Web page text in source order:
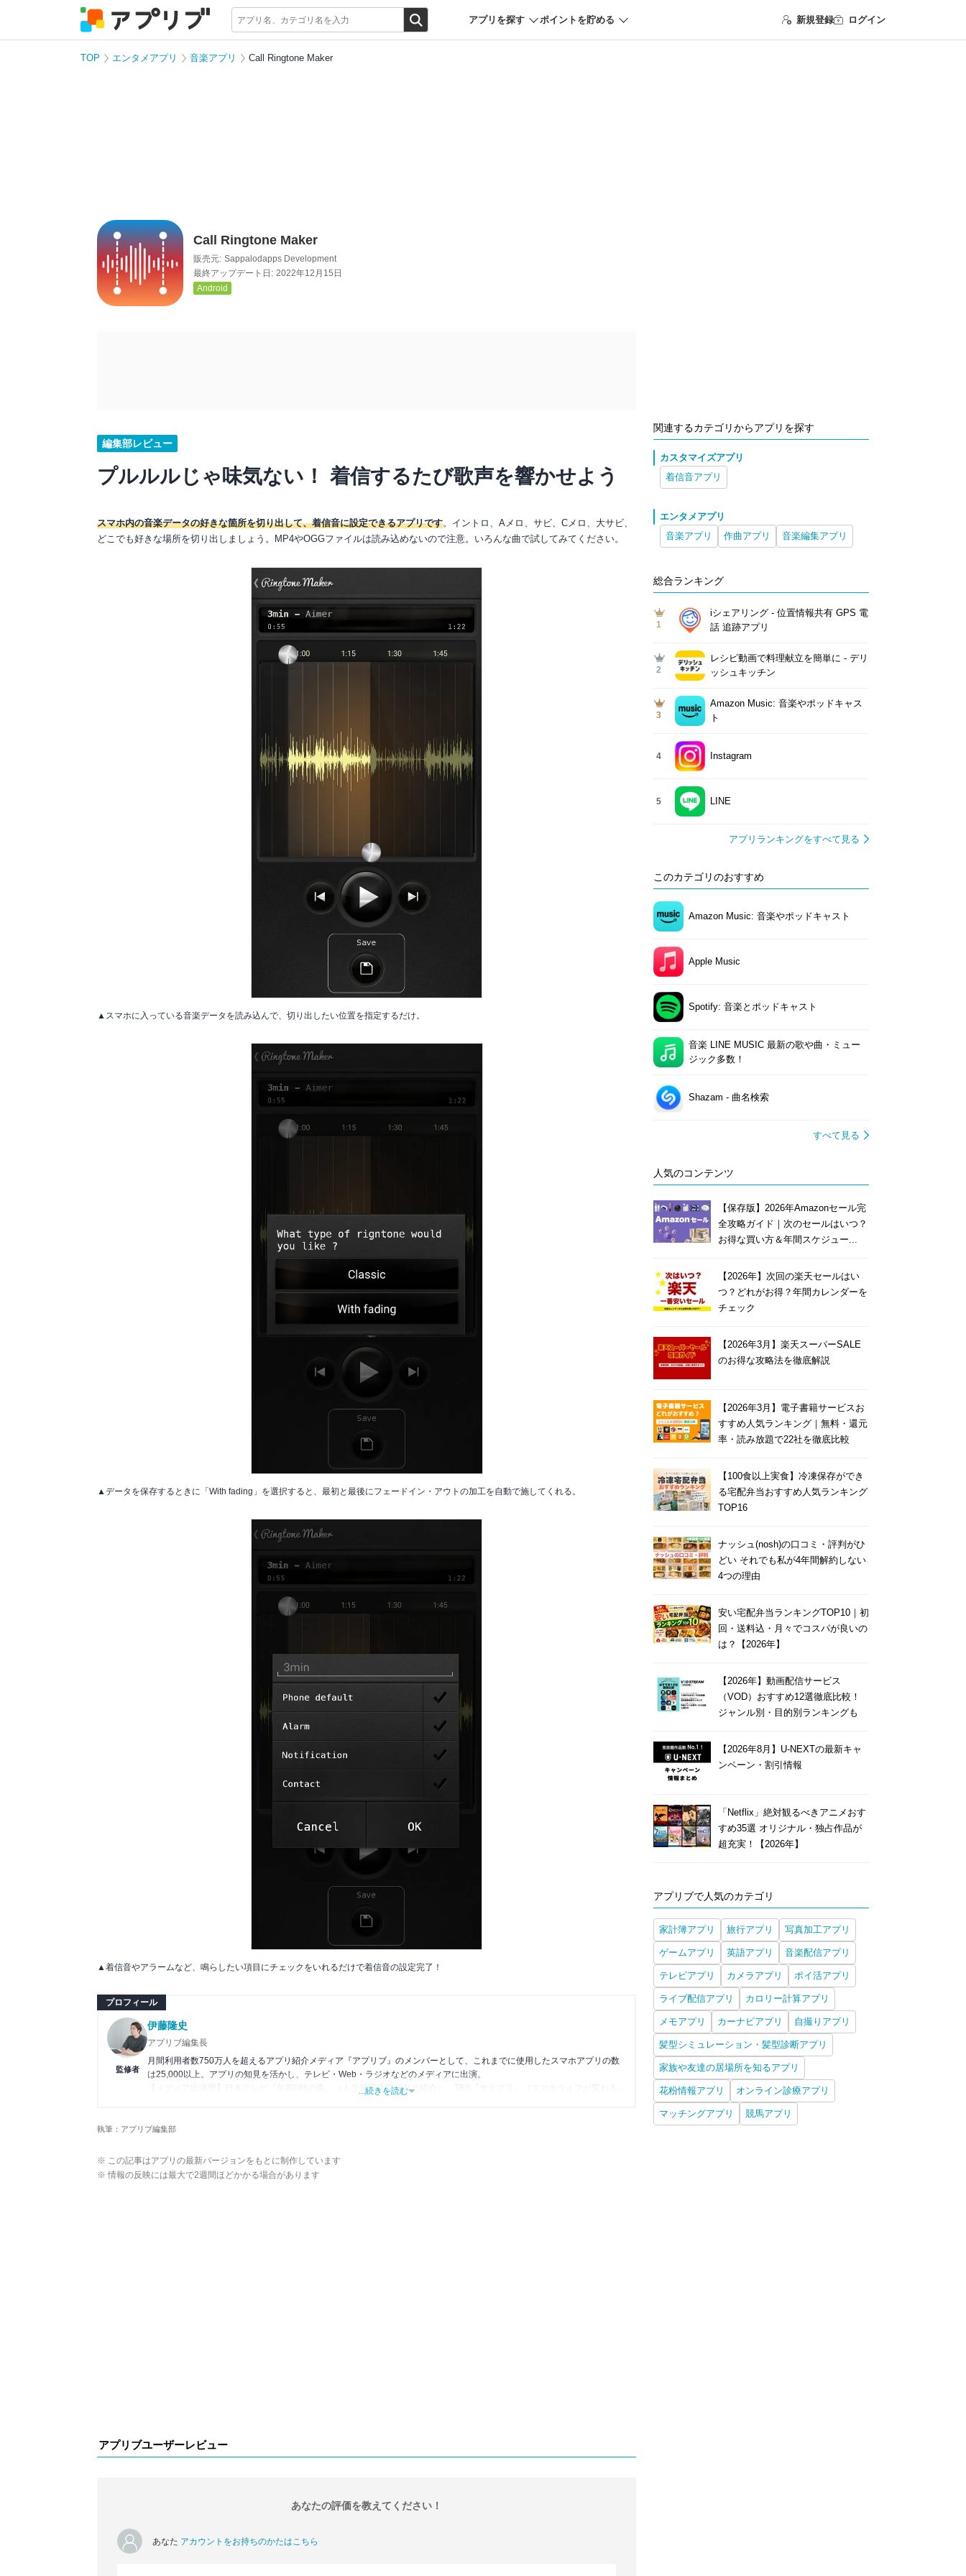
アプリを探す ポイントを貯める 新規登録 ログイン
TOP エンタメアプリ 音楽アプリ Call Ringtone Maker
Call Ringtone Maker
販売元: Sappalodapps Development
最終アップデート日: 2022年12月15日
Android
編集部レビュー
プルルルじゃ味気ない！ 着信するたび歌声を響かせよう
スマホ内の音楽データの好きな箇所を切り出して、着信音に設定できるアプリです。イントロ、Aメロ、サビ、Cメロ、大サビ、
どこでも好きな場所を切り出しましょう。MP4やOGGファイルは読み込めないので注意。いろんな曲で試してみてください。
▲スマホに入っている音楽データを読み込んで、切り出したい位置を指定するだけ。
▲データを保存するときに「With fading」を選択すると、最初と最後にフェードイン・アウトの加工を自動で施してくれる。
▲着信音やアラームなど、鳴らしたい項目にチェックをいれるだけで着信音の設定完了！
プロフィール
監修者
伊藤隆史
アプリブ編集長
月間利用者数750万人を超えるアプリ紹介メディア『アプリブ』のメンバーとして、これまでに使用したスマホアプリの数
は25,000以上。アプリの知見を活かし、テレビ・Web・ラジオなどのメディアに出演。
【メディア出演歴】日本テレビ『午前0時の森』（人生効率化アプリの紹介）、TBS『サタプラ』（スマホライフが変わる神
Wikipedia
...続きを読む
執筆：アプリブ編集部
※ この記事はアプリの最新バージョンをもとに制作しています
※ 情報の反映には最大で2週間ほどかかる場合があります
アプリブユーザーレビュー
あなたの評価を教えてください！
あなた アカウントをお持ちのかたはこちら
関連するカテゴリからアプリを探す
カスタマイズアプリ
着信音アプリ
エンタメアプリ
音楽アプリ
作曲アプリ 音楽編集アプリ
総合ランキング
1
iシェアリング - 位置情報共有 GPS 電
話 追跡アプリ
2
レシピ動画で料理献立を簡単‪に - デリ
ッシュキッチン
3
Amazon Music: 音楽やポッドキャス
ト
4 Instagram
5 LINE
アプリランキングをすべて見る
このカテゴリのおすすめ
Amazon Music: 音楽やポッドキャスト
Apple Music
Spotify: 音楽とポッドキャスト
音楽 LINE MUSIC 最新の歌や曲・ミュー
ジック多数！
Shazam - 曲名検索
すべて見る
人気のコンテンツ
【保存版】2026年Amazonセール完
全攻略ガイド｜次のセールはいつ？
お得な買い方＆年間スケジュー...
【2026年】次回の楽天セールはい
つ？どれがお得？年間カレンダーを
チェック
【2026年3月】楽天スーパーSALE
のお得な攻略法を徹底解説
【2026年3月】電子書籍サービスお
すすめ人気ランキング｜無料・還元
率・読み放題で22社を徹底比較
【100食以上実食】冷凍保存ができ
る宅配弁当おすすめ人気ランキング
TOP16
ナッシュ(nosh)の口コミ・評判がひ
どい それでも私が4年間解約しない
4つの理由
安い宅配弁当ランキングTOP10｜初
回・送料込・月々でコスパが良いの
は？【2026年】
【2026年】動画配信サービス
（VOD）おすすめ12選徹底比較！
ジャンル別・目的別ランキングも
【2026年8月】U-NEXTの最新キャ
ンペーン・割引情報
「Netflix」絶対観るべきアニメおす
すめ35選 オリジナル・独占作品が
超充実！【2026年】
アプリブで人気のカテゴリ
家計簿アプリ 旅行アプリ 写真加工アプリ
ゲームアプリ 英語アプリ 音楽配信アプリ
テレビアプリ カメラアプリ ポイ活アプリ
ライブ配信アプリ カロリー計算アプリ
メモアプリ カーナビアプリ 自撮りアプリ
髪型シミュレーション・髪型診断アプリ
家族や友達の居場所を知るアプリ
花粉情報アプリ オンライン診療アプリ
マッチングアプリ 競馬アプリ